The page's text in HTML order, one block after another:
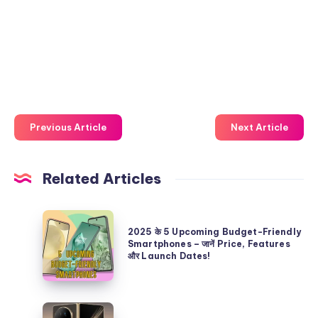
Previous Article Next Article
Related Articles
2025
के
5
Upcoming
Budget-
2025 के 5 Upcoming Budget-Friendly
Smartphones – जानें Price, Features
और Launch Dates!
Honor